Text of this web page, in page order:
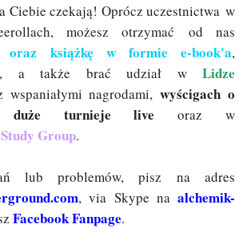
Ciebie czekają! Oprócz uczestnictwa w
możesz otrzymać od nas
oraz książkę w formie e-book'a,
, a także brać udział wLidze
wspaniałymi nagrodami,wyścigach o
turnieje live oraz w
Study Group.
lub problemów, pisz na adres
, via Skype na alchemik-
Facebook Fanpage.